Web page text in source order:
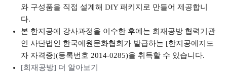
와 구성품을 직접 설계해 DIY 패키지로 만들어 제공합니
다.
본 한지공예 강사과정을 이수한 후에는 희재공방 협력기관
인 사단법인 한국예원문화협회가 발급하는 [한지공예지도
자 자격증](등록번호 2014-0285)을 취득할 수 있습니다.
[희재공방] 더 알아보기